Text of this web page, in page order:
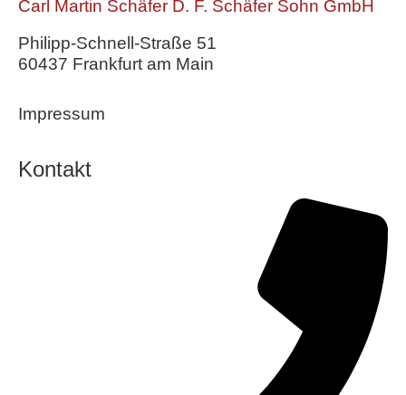
Carl Martin Schäfer D. F. Schäfer Sohn GmbH
Philipp-Schnell-Straße 51
60437 Frankfurt am Main
Impressum
Kontakt